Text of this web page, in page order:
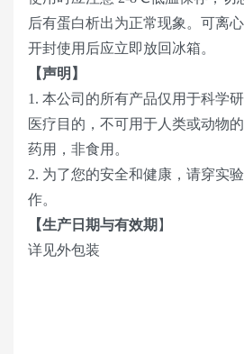
后有蛋白析出为正常现象。可离
开封使用后应立即放回冰箱。
【声明】
1. 本公司的所有产品仅用于科学
医疗目的，不可用于人类或动物
药用，非食用。
2. 为了您的安全和健康，请穿实
作。
【生产日期与有效期 】
详见外包装